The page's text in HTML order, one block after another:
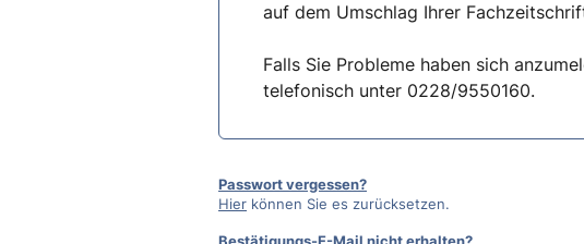
auf dem Umschlag Ihrer
Falls Sie Probleme haben sich
telefonisch unter 0228/9550160.
Passwort vergessen?
Hier können Sie es zurücksetzen.